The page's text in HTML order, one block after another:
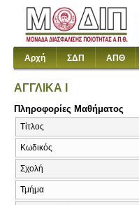
Αρχή ΣΔΠ ΑΠΘ
ΑΓΓΛΙΚΑ Ι
Πληροφορίες Μαθήματος
Τίτλος
Κωδικός
Σχολή
Τμήμα